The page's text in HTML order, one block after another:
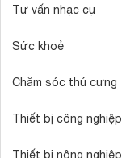
Tư vấn nhạc cụ
Sức khoẻ
Chăm sóc thú cưng
Thiết bị công nghiệp
Thiết bị nông nghiệp